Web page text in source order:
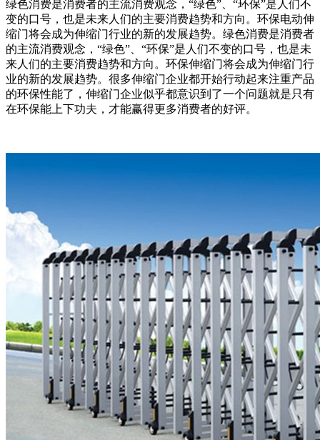
绿色消费是消费者的主流消费观念，“绿色”、“环保”是人们不
变的口号，也是未来人们的主要消费趋势和方向。环保电动伸
缩门将会成为伸缩门行业的新的发展趋势。绿色消费是消费者
的主流消费观念，“绿色”、“环保”是人们不变的口号，也是未
来人们的主要消费趋势和方向。环保伸缩门将会成为伸缩门行
业的新的发展趋势。很多伸缩门企业都开始行动起来注重产品
的环保性能了，伸缩门企业似乎都意识到了一个问题就是只有
在环保能上下功夫，才能赢得更多消费者的好评。